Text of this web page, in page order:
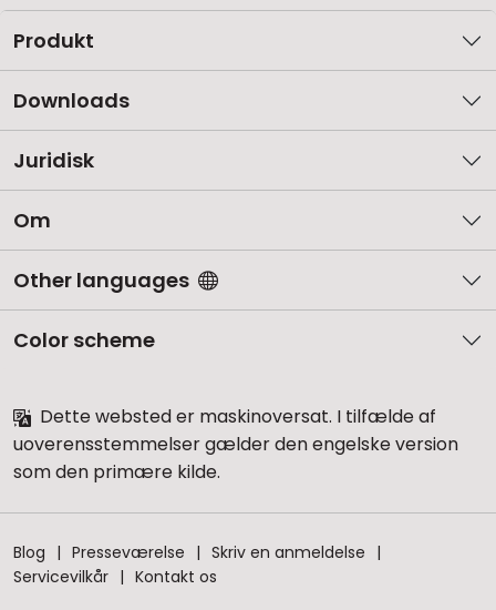
Produkt
Downloads
Juridisk
Om
Other languages
Color scheme
Dette websted er maskinoversat. I tilfælde af
uoverensstemmelser gælder den engelske version
som den primære kilde.
Blog Presseværelse
Skriv en anmeldelse
Servicevilkår
Kontakt os